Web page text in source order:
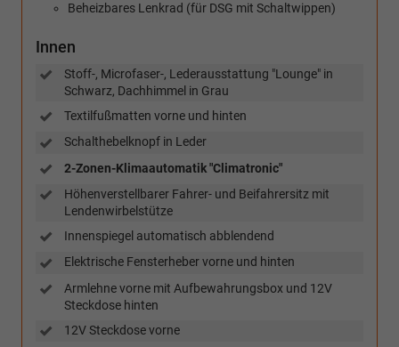
Beheizbares Lenkrad (für DSG mit Schaltwippen)
Innen
Stoff-, Microfaser-, Lederausstattung "Lounge" in
Schwarz, Dachhimmel in Grau
Textilfußmatten vorne und hinten
Schalthebelknopf in Leder
2-Zonen-Klimaautomatik "Climatronic"
Höhenverstellbarer Fahrer- und Beifahrersitz mit
Lendenwirbelstütze
Innenspiegel automatisch abblendend
Elektrische Fensterheber vorne und hinten
Armlehne vorne mit Aufbewahrungsbox und 12V
Steckdose hinten
12V Steckdose vorne